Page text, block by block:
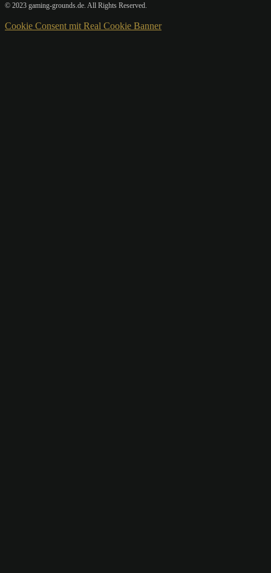
© 2023 gaming-grounds.de. All Rights Reserved.
Cookie Consent mit Real Cookie Banner